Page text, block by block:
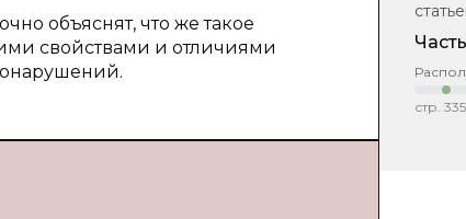
объяснят, что же такое
свойствами и отличиями
стр. 335